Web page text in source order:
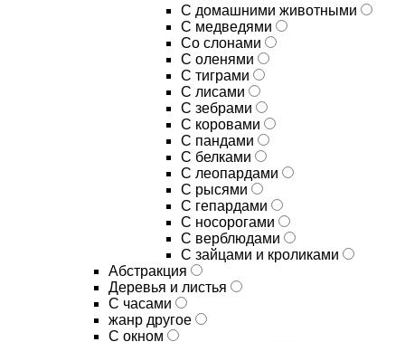
С домашними животными
С медведями
Со слонами
С оленями
С тиграми
С лисами
С зебрами
С коровами
С пандами
С белками
С леопардами
С рысями
С гепардами
С носорогами
С верблюдами
С зайцами и кроликами
Абстракция
Деревья и листья
С часами
жанр другое
С окном